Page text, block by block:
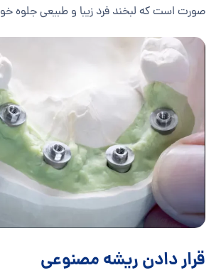
صورت است که لبخند فرد زیبا و طبیعی جلوه
قرار دادن ریشه مصنوعی